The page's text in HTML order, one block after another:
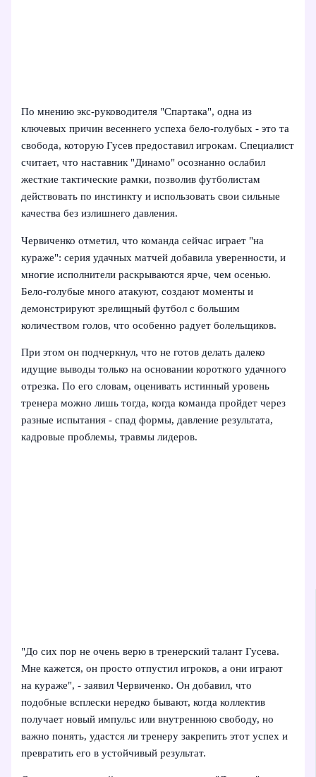
По мнению экс‑руководителя "Спартака", одна из
ключевых причин весеннего успеха бело‑голубых - это та
свобода, которую Гусев предоставил игрокам. Специалист
считает, что наставник "Динамо" осознанно ослабил
жесткие тактические рамки, позволив футболистам
действовать по инстинкту и использовать свои сильные
качества без излишнего давления.
Червиченко отметил, что команда сейчас играет "на
кураже": серия удачных матчей добавила уверенности, и
многие исполнители раскрываются ярче, чем осенью.
Бело‑голубые много атакуют, создают моменты и
демонстрируют зрелищный футбол с большим
количеством голов, что особенно радует болельщиков.
При этом он подчеркнул, что не готов делать далеко
идущие выводы только на основании короткого удачного
отрезка. По его словам, оценивать истинный уровень
тренера можно лишь тогда, когда команда пройдет через
разные испытания - спад формы, давление результата,
кадровые проблемы, травмы лидеров.
"До сих пор не очень верю в тренерский талант Гусева.
Мне кажется, он просто отпустил игроков, а они играют
на кураже", - заявил Червиченко. Он добавил, что
подобные всплески нередко бывают, когда коллектив
получает новый импульс или внутреннюю свободу, но
важно понять, удастся ли тренеру закрепить этот успех и
превратить его в устойчивый результат.